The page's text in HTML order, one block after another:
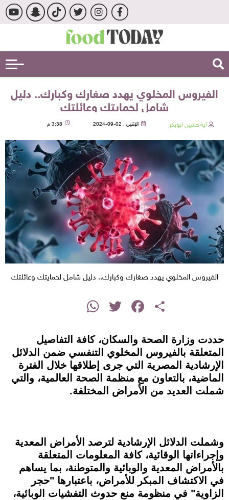
الفيروس المخلوي يهدد صغارك وكبارك.. دليل
شامل لحمايتك وعائلتك
آية حسين ابوبكر الإثنين , 02-09-2024 3:38 م
الفيروس المخلوي يهدد صغارك وكبارك.. دليل شامل لحمايتك وعائلتك
Share
Facebook
Twitter
WhatsApp
حددت وزارة الصحة والسكان، كافة التفاصيل
المتعلقة بالفيروس المخلوي التنفسي ضمن الدلائل
الإرشادية المصرية التي جرى إطلاقها خلال الفترة
الماضية، بالتعاون مع منظمة الصحة العالمية، والتي
شملت العديد من الأمراض المختلفة.
وشملت الدلائل الإرشادية لترصد الأمراض المعدية
وإجراءاتها الوقائية، كافة المعلومات المتعلقة
بالأمراض المعدية والوبائية والمتوطنة، بما يساهم
في الاكتشاف المبكر للأمراض، باعتبارها "حجر
الزاوية" في منظومة منع حدوث التفشيات الوبائية،